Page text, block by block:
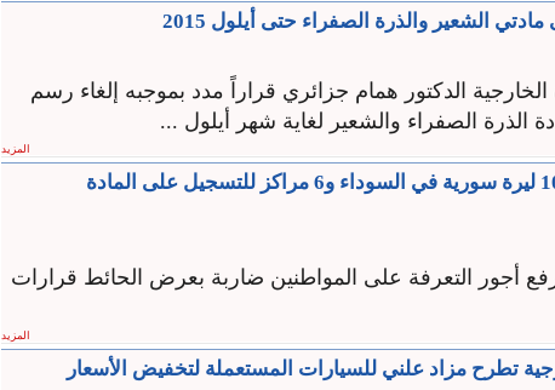
الشعير والذرة الصفراء حتى أيلول 2015
الخارجية الدكتور همام جزائري قراراً مدد بموجبه إلغاء رسم
الذرة الصفراء والشعير لغاية شهر أيلول ...
المزيد
ليتر المازوت يتجاوز عتبة الـ 100 ليرة سورية في السوداء و6 مراكز للتسجيل على المادة
أجور التعرفة على المواطنين ضاربة بعرض الحائط قرارات
المزيد
تطرح مزاد علني للسيارات المستعملة لتخفيض الأسعار